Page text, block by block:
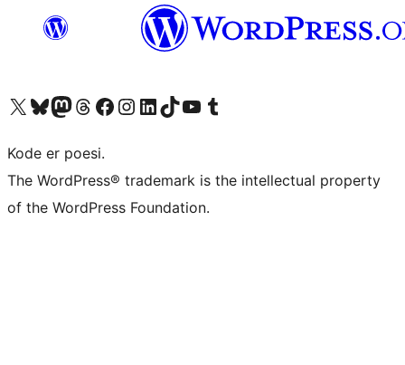
Visit our X (formerly Twitter) account
Visit our Bluesky account
Visit our Mastodon account
Visit our Threads account
Visit our Facebook page
Visit our Instagram account
Visit our LinkedIn account
Visit our TikTok account
Visit our YouTube channel
Visit our Tumblr account
Kode er poesi.
The WordPress® trademark is the intellectual property
of the WordPress Foundation.